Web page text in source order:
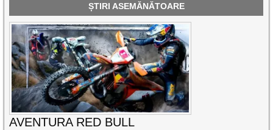
ȘTIRI ASEMĂNĂTOARE
AVENTURA RED BULL